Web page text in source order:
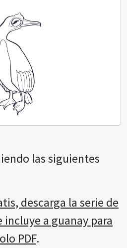
las siguientes
descarga la serie de
incluye a guanay para
PDF.